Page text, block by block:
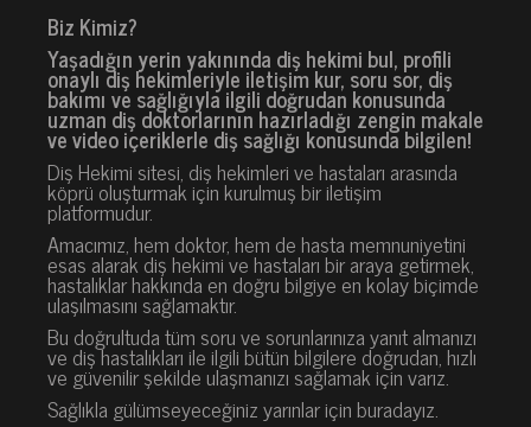
Biz Kimiz?
Yaşadığın yerin yakınında diş hekimi bul, profili
onaylı diş hekimleriyle iletişim kur, soru sor, diş
bakımı ve sağlığıyla ilgili doğrudan konusunda
uzman diş doktorlarının hazırladığı zengin makale
ve video içeriklerle diş sağlığı konusunda bilgilen!
Diş Hekimi sitesi, diş hekimleri ve hastaları arasında
köprü oluşturmak için kurulmuş bir iletişim
platformudur.
Amacımız, hem doktor, hem de hasta memnuniyetini
esas alarak diş hekimi ve hastaları bir araya getirmek,
hastalıklar hakkında en doğru bilgiye en kolay biçimde
ulaşılmasını sağlamaktır.
Bu doğrultuda tüm soru ve sorunlarınıza yanıt almanızı
ve diş hastalıkları ile ilgili bütün bilgilere doğrudan, hızlı
ve güvenilir şekilde ulaşmanızı sağlamak için varız.
Sağlıkla gülümseyeceğiniz yarınlar için buradayız.